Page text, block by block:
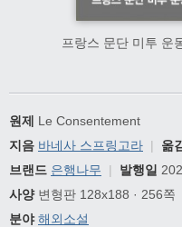
프랑스 문단 미투 운
원제 Le Consentement
지음 바네사 스프링고라 | 옮
브랜드 은행나무 | 발행일
사양변형판 128x188 · 256쪽
분야 해외소설